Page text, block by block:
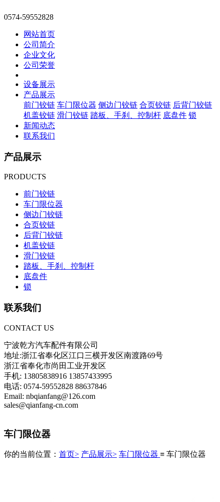
0574-59552828
网站首页
公司简介
企业文化
公司荣誉
设备展示
产品展示
前门铰链 车门限位器 侧边门铰链 合页铰链 后背门铰链
机盖铰链 滑门铰链 踏板、手刹、控制杆 底盘件 锁
新闻动态
联系我们
产品展示
PRODUCTS
前门铰链
车门限位器
侧边门铰链
合页铰链
后背门铰链
机盖铰链
滑门铰链
踏板、手刹、控制杆
底盘件
锁
联系我们
CONTACT US
宁波乾方汽车配件有限公司
地址:浙江省奉化区江口三横开发区南渡路69号
浙江省奉化市尚田工业开发区
手机: 13805838916 13857433995
电话: 0574-59552828 88637846
Email: nbqianfang@126.com
sales@qianfang-cn.com
车门限位器
你的当前位置： 首页> 产品展示> 车门限位器 ≡ 车门限位器